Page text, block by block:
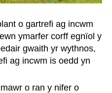
o gartrefi ag incwm
ymarfer corff egnïol y
gwaith yr wythnos,
ag incwm is oedd yn
o ran y nifer o